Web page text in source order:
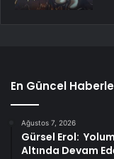
En Güncel
Ağustos 7, 2026
Gürsel Erol:
Altında Devam